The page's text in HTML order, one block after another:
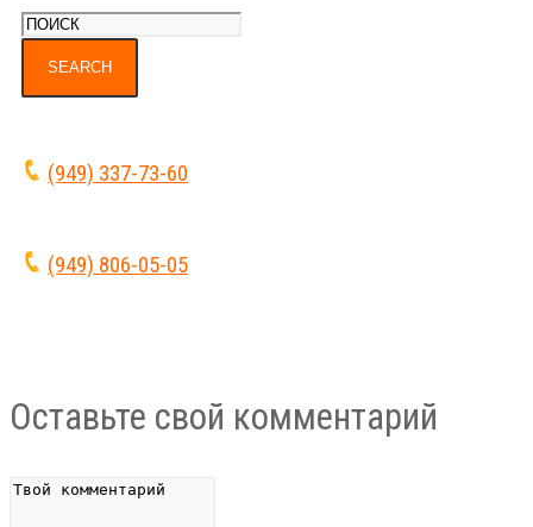
(949) 337-73-60
(949) 806-05-05
Оставьте свой комментарий